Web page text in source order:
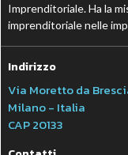
Imprenditoriale. Ha la
imprenditoriale nelle
Indirizzo
Via Moretto da
Milano - Italia
CAP 20133